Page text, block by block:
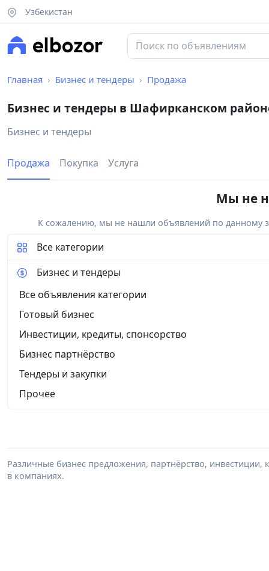
Узбекистан
Главная Бизнес и тендеры Продажа
Бизнес и тендеры в Шафирканском
Бизнес и тендеры
Продажа Покупка Услуга
Мы не
К сожалению, мы не нашли объявлений по данному
Все категории
Бизнес и тендеры
Все объявления категории
Готовый бизнес
Инвестиции, кредиты, спонсорство
Бизнес партнёрство
Тендеры и закупки
Прочее
Различные бизнес предложения, партнёрство,
в компаниях.